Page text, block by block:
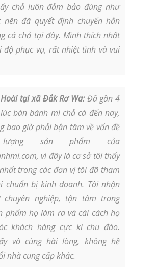
chả luôn đảm bảo đúng như
nên đã quyết định chuyển hẳn
cá chả tại đây. Mình thích nhất
độ phục vụ, rất nhiệt tình và vui
Hoài tại xã Đắk Rơ Wa:Đã gần 4
bán bánh mì chả cá đến nay,
bao giờ phải bận tâm về vấn đề
sản phẩm của
vì đây là cơ sở tôi thấy
trong các đơn vị tôi đã tham
chuẩn bị kinh doanh. Tôi nhận
chuyên nghiệp, tận tâm trong
phẩm họ làm ra và cái cách họ
khách hàng cực kì chu đáo.
vô cùng hài lòng, không hề
nhà cung cấp khác.